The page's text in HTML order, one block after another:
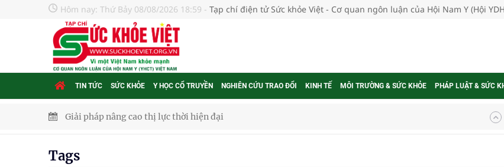
Hôm nay: Thứ Bảy 08/08/2026 18:59 - Tạp chí điện tử Sức khỏe Việt - Cơ quan ngôn luận của Hội Nam Y (Hội
TIN TỨC SỨC KHỎE Y HỌC CỔ TRUYỀN NGHIÊN CỨU TRAO ĐỔI KINH TẾ MÔI TRƯỜNG & SỨC KHỎE PHÁP LUẬT & SỨC
Giải pháp nâng cao thị lực thời hiện đại
Tags